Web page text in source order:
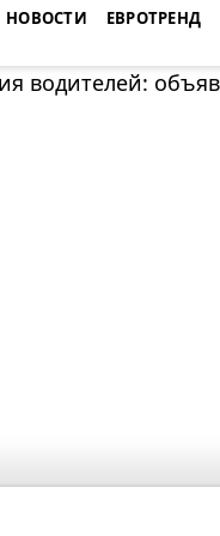
НОВОСТИ ЕВРОТРЕНД